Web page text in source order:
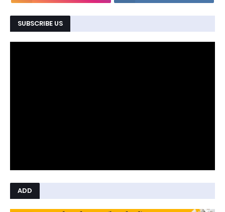
SUBSCRIBE US
ADD